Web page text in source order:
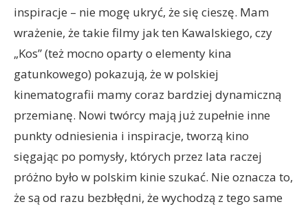
inspiracje – nie mogę ukryć, że się cieszę. Mam
wrażenie, że takie filmy jak ten Kawalskiego, czy
„Kos” (też mocno oparty o elementy kina
gatunkowego) pokazują, że w polskiej
kinematografii mamy coraz bardziej dynamiczną
przemianę. Nowi twórcy mają już zupełnie inne
punkty odniesienia i inspiracje, tworzą kino
sięgając po pomysły, których przez lata raczej
próżno było w polskim kinie szukać. Nie oznacza to,
że są od razu bezbłędni, że wychodzą z tego same